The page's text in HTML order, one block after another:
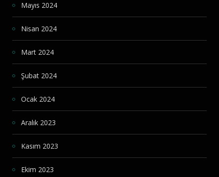
Mayıs 2024
Nisan 2024
Mart 2024
Şubat 2024
Ocak 2024
Aralık 2023
Kasım 2023
Ekim 2023